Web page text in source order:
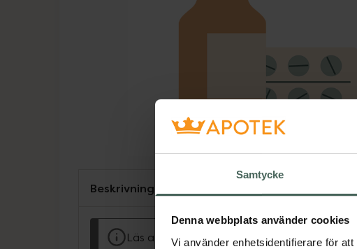
Samtycke
Denna webbplats använder cookies
Vi använder enhetsidentifierare för
Beskrivning
Läs alltid bipacksedeln innan användning.